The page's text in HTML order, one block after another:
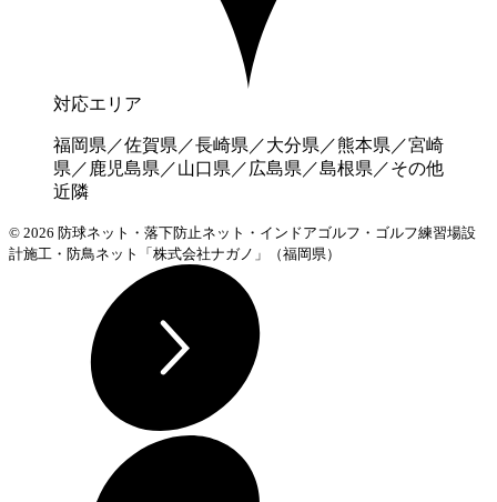
対応エリア
福岡県／佐賀県／長崎県／大分県／熊本県／宮崎
県／鹿児島県／山口県／広島県／島根県／その他
近隣
© 2026 防球ネット・落下防止ネット・インドアゴルフ・ゴルフ練習場設
計施工・防鳥ネット「株式会社ナガノ」（福岡県）